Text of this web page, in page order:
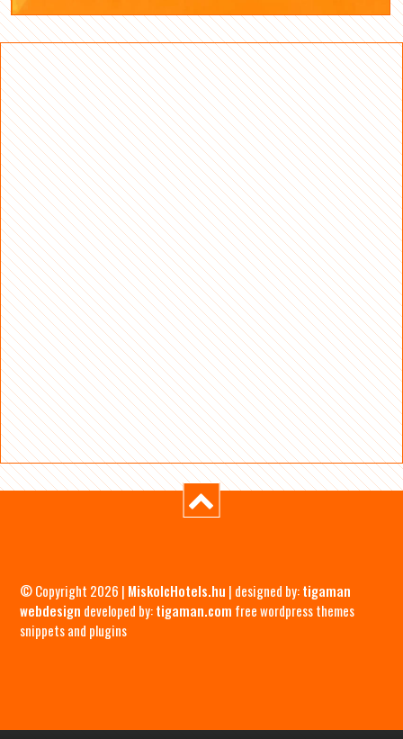
© Copyright 2026 | MiskolcHotels.hu | designed by:tigaman
webdesign developed by:tigaman.com free wordpress themes
snippets and plugins